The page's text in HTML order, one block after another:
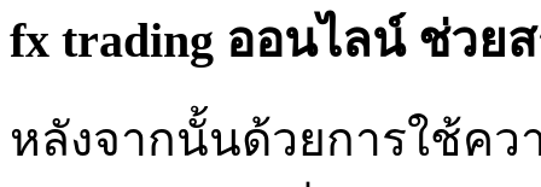
fx trading ออนไลน์ ช่วย
หลังจากนั้นด้วยการใช้ค